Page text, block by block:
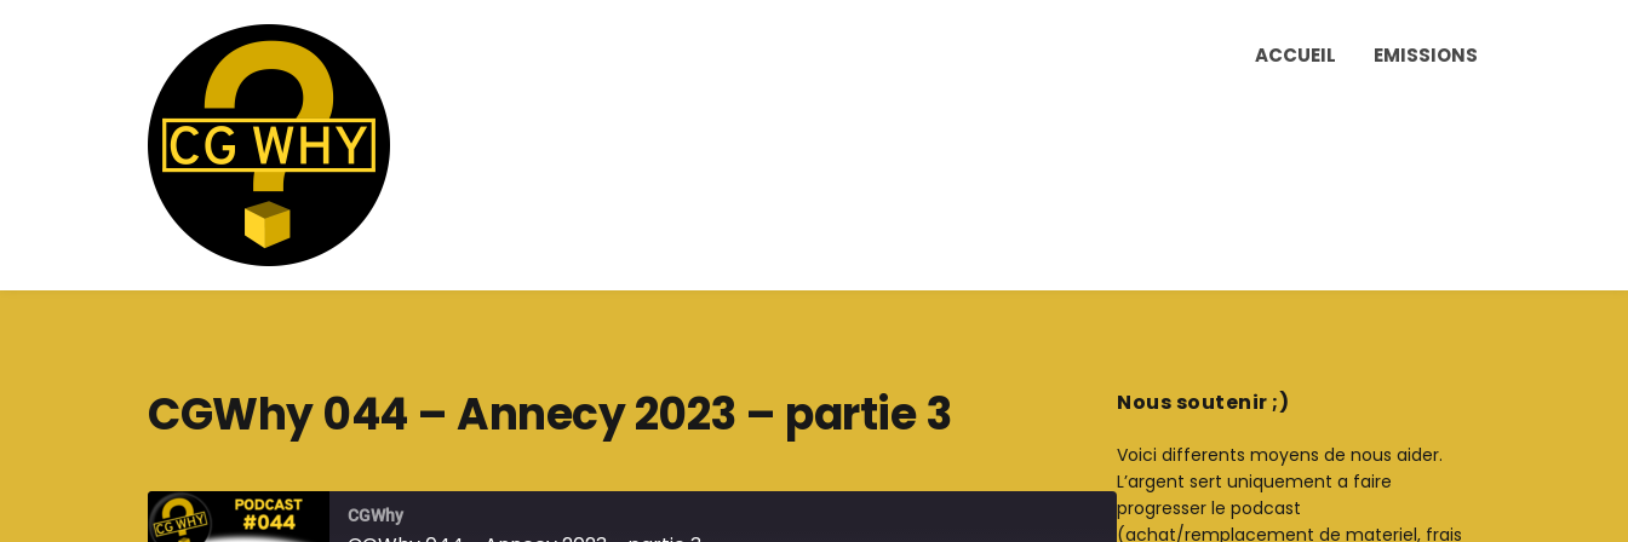
ACCUEIL EMISSIONS
CGWhy 044 – Annecy 2023 – partie 3
CGWhy
Nous soutenir ;)
Voici differents moyens de nous aider.
L’argent sert uniquement a faire
progresser le podcast
(achat/remplacement de materiel, frais